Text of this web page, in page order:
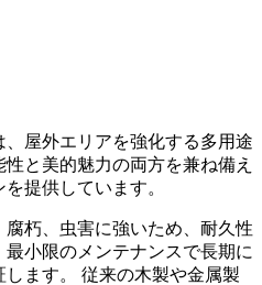
屋外エリアを強化する多用途
と美的魅力の両方を兼ね備え
提供しています。
朽、虫害に強いため、耐久性
小限のメンテナンスで長期に
ます。 従来の木製や金属製